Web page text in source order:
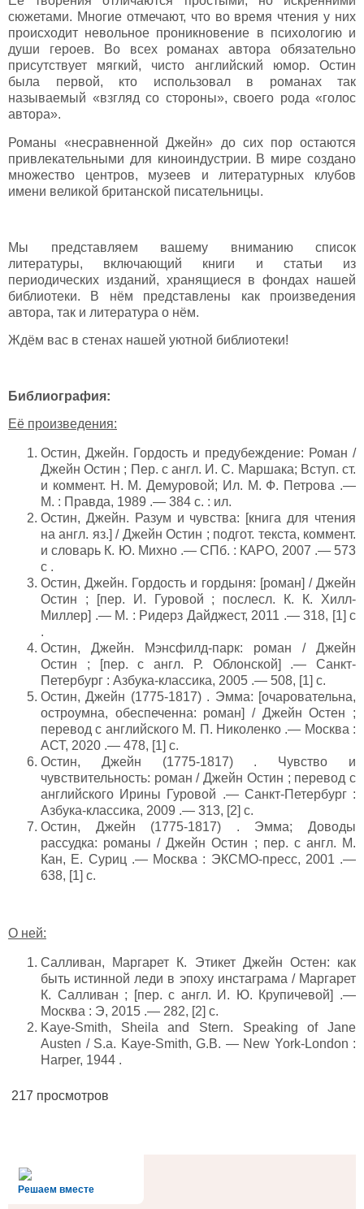
сюжетами. Многие отмечают, что во время чтения у них
происходит невольное проникновение в психологию и
души героев. Во всех романах автора обязательно
присутствует мягкий, чисто английский юмор. Остин
была первой, кто использовал в романах так
называемый «взгляд со стороны», своего рода «голос
автора».
Романы «несравненной Джейн» до сих пор остаются
привлекательными для киноиндустрии. В мире создано
множество центров, музеев и литературных клубов
имени великой британской писательницы.
Мы представляем вашему вниманию список
литературы, включающий книги и статьи из
периодических изданий, хранящиеся в фондах нашей
библиотеки. В нём представлены как произведения
автора, так и литература о нём.
Ждём вас в стенах нашей уютной библиотеки!
Библиография:
Её произведения:
Остин, Джейн. Гордость и предубеждение: Роман /
Джейн Остин ; Пер. с англ. И. С. Маршака; Вступ. ст.
и коммент. Н. М. Демуровой; Ил. М. Ф. Петрова .—
М. : Правда, 1989 .— 384 с. : ил.
Остин, Джейн. Разум и чувства: [книга для чтения
на англ. яз.] / Джейн Остин ; подгот. текста, коммент.
и словарь К. Ю. Михно .— СПб. : КАРО, 2007 .— 573
с .
Остин, Джейн. Гордость и гордыня: [роман] / Джейн
Остин ; [пер. И. Гуровой ; послесл. К. К. Хилл-
Миллер] .— М. : Ридерз Дайджест, 2011 .— 318, [1] с
.
Остин, Джейн. Мэнсфилд-парк: роман / Джейн
Остин ; [пер. с англ. Р. Облонской] .— Санкт-
Петербург : Азбука-классика, 2005 .— 508, [1] с.
Остин, Джейн (1775-1817) . Эмма: [очаровательна,
остроумна, обеспеченна: роман] / Джейн Остен ;
перевод с английского М. П. Николенко .— Москва :
АСТ, 2020 .— 478, [1] с.
Остин, Джейн (1775-1817) . Чувство и
чувствительность: роман / Джейн Остин ; перевод с
английского Ирины Гуровой .— Санкт-Петербург :
Азбука-классика, 2009 .— 313, [2] с.
Остин, Джейн (1775-1817) . Эмма; Доводы
рассудка: романы / Джейн Остин ; пер. с англ. М.
Кан, Е. Суриц .— Москва : ЭКСМО-пресс, 2001 .—
638, [1] с.
О ней:
Салливан, Маргарет К. Этикет Джейн Остен: как
быть истинной леди в эпоху инстаграма / Маргарет
К. Салливан ; [пер. с англ. И. Ю. Крупичевой] .—
Москва : Э, 2015 .— 282, [2] с.
Kaye-Smith, Sheila and Stern. Speaking of Jane
Austen / S.a. Kaye-Smith, G.B. — New York-London :
Harper, 1944 .
217 просмотров
Решаем вместе